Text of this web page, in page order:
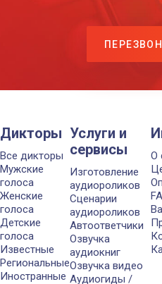
Дикторы
Все дикторы
Мужские
голоса
Женские
голоса
Детские
голоса
Известные
Региональные
Иностранные
Услуги и
сервисы
Изготовление
аудиороликов
Сценарии
аудиороликов
Автоответчики
Озвучка
аудиокниг
Озвучка видео
Аудиогиды /
О